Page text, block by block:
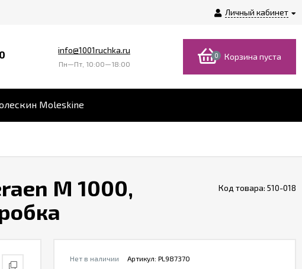
Личный кабинет
info@1001ruchka.ru
Пн—Пт, 10:00—18:00
0 Корзина пуста
Moleskine
M 1000,
Код товара: 510-018
Артикул:PL987370
Нет в наличии